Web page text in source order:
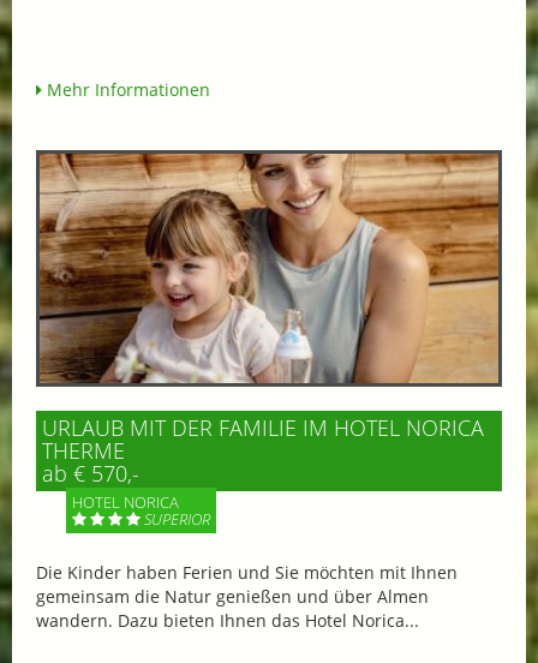
Mehr Informationen
URLAUB MIT DER FAMILIE IM HOTEL NORICA
THERME
ab € 570,-
HOTEL NORICA
SUPERIOR
Die Kinder haben Ferien und Sie möchten mit Ihnen
gemeinsam die Natur genießen und über Almen
wandern. Dazu bieten Ihnen das Hotel Norica...